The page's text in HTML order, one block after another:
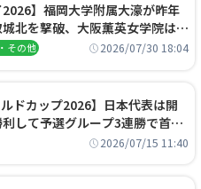
2026】福岡大学附属大濠が昨年
北を撃破、大阪薫英女学院は岐
会3日目試合結果
その他 2026/07/30 18:04
ルドカップ2026】日本代表は開
して予選グループ3連勝で首位
相手はエジプトに決定2026/07/15 11:40